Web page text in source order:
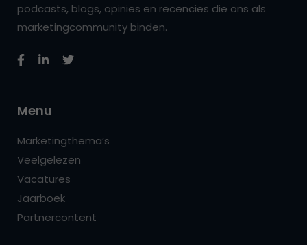
podcasts, blogs, opinies en recencies die ons als
marketingcommunity binden.
Menu
Marketingthema’s
Veelgelezen
Vacatures
Jaarboek
Partnercontent